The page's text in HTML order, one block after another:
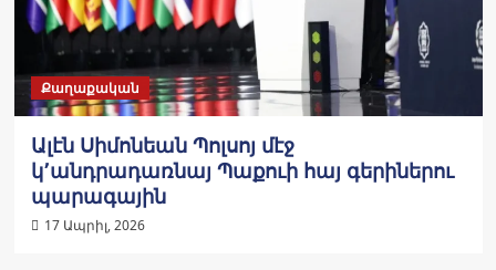
Քաղաքական
Ալէն Սիմոնեան Պոլսոյ մէջ
կ՚անդրադառնայ Պաքուի հայ գերիներու
պարագային
17 Ապրիլ, 2026